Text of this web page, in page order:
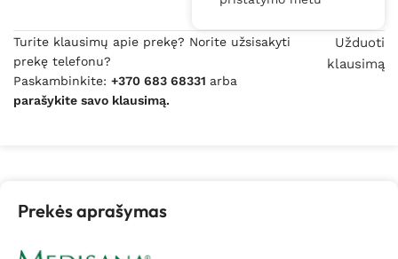
Turite klausimų apie prekę? Norite užsisakyti
prekę telefonu?
Paskambinkite: +370 683 68331 arba
parašykite savo klausimą.
Užduoti
klausimą
Prekės aprašymas